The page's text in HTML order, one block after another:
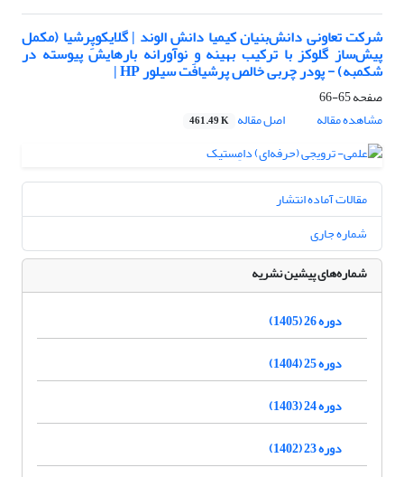
شرکت تعاونی دانش‌بنیان کیمیا دانش الوند | گلایکوپِرشیا (مکمل
پیش‌ساز گلوکز با ترکیب بهینه و نوآورانه بارهایش پیوسته در
شکمبه) - پودر چربی خالص پرشیافَت سیلور HP |
صفحه65-66
مشاهده مقاله
اصل مقاله 461.49 K
مقالات آماده انتشار
شماره جاری
شماره‌های پیشین نشریه
دوره 26 (1405)
دوره 25 (1404)
دوره 24 (1403)
دوره 23 (1402)